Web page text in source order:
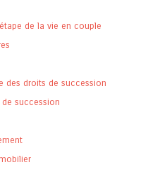
de la vie en couple
des droits de succession
succession